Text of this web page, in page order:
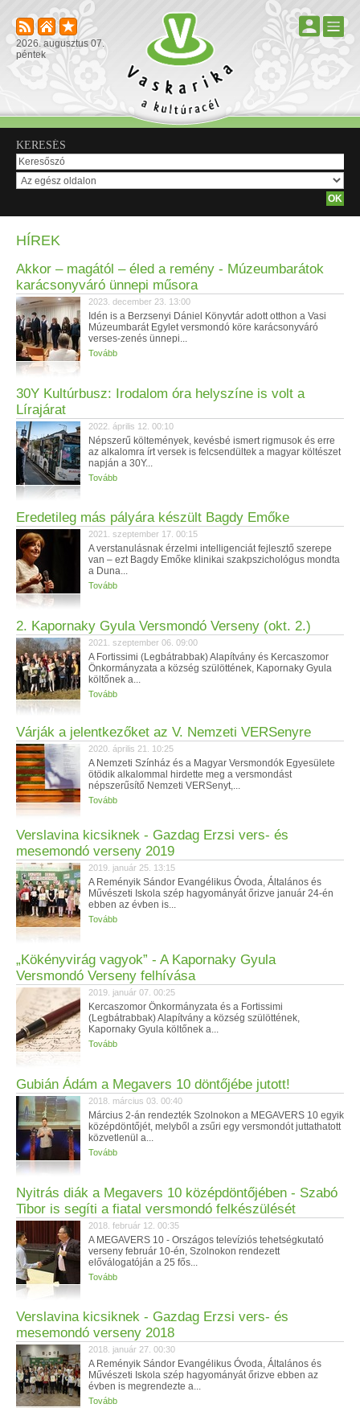
2026. augusztus 07.
péntek
KERESÉS
HÍREK
Akkor – magától – éled a remény - Múzeumbarátok
karácsonyváró ünnepi műsora
2023. december 23. 13:00
Idén is a Berzsenyi Dániel Könyvtár adott otthon a Vasi
Múzeumbarát Egylet versmondó köre karácsonyváró
verses-zenés ünnepi...
Tovább
30Y Kultúrbusz: Irodalom óra helyszíne is volt a
Lírajárat
2022. április 12. 00:10
Népszerű költemények, kevésbé ismert rigmusok és erre
az alkalomra írt versek is felcsendültek a magyar költészet
napján a 30Y...
Tovább
Eredetileg más pályára készült Bagdy Emőke
2021. szeptember 17. 00:15
A verstanulásnak érzelmi intelligenciát fejlesztő szerepe
van – ezt Bagdy Emőke klinikai szakpszichológus mondta
a Duna...
Tovább
2. Kapornaky Gyula Versmondó Verseny (okt. 2.)
2021. szeptember 06. 09:00
A Fortissimi (Legbátrabbak) Alapítvány és Kercaszomor
Önkormányzata a község szülöttének, Kapornaky Gyula
költőnek a...
Tovább
Várják a jelentkezőket az V. Nemzeti VERSenyre
2020. április 21. 10:25
A Nemzeti Színház és a Magyar Versmondók Egyesülete
ötödik alkalommal hirdette meg a versmondást
népszerűsítő Nemzeti VERSenyt,...
Tovább
Verslavina kicsiknek - Gazdag Erzsi vers- és
mesemondó verseny 2019
2019. január 25. 13:15
A Reményik Sándor Evangélikus Óvoda, Általános és
Művészeti Iskola szép hagyományát őrizve január 24-én
ebben az évben is...
Tovább
„Kökényvirág vagyok” - A Kapornaky Gyula
Versmondó Verseny felhívása
2019. január 07. 00:25
Kercaszomor Önkormányzata és a Fortissimi
(Legbátrabbak) Alapítvány a község szülöttének,
Kapornaky Gyula költőnek a...
Tovább
Gubián Ádám a Megavers 10 döntőjébe jutott!
2018. március 03. 00:40
Március 2-án rendezték Szolnokon a MEGAVERS 10 egyik
középdöntőjét, melyből a zsűri egy versmondót juttathatott
közvetlenül a...
Tovább
Nyitrás diák a Megavers 10 középdöntőjében - Szabó
Tibor is segíti a fiatal versmondó felkészülését
2018. február 12. 00:35
A MEGAVERS 10 - Országos televíziós tehetségkutató
verseny február 10-én, Szolnokon rendezett
előválogatóján a 25 fős...
Tovább
Verslavina kicsiknek - Gazdag Erzsi vers- és
mesemondó verseny 2018
2018. január 27. 00:30
A Reményik Sándor Evangélikus Óvoda, Általános és
Művészeti Iskola szép hagyományát őrizve ebben az
évben is megrendezte a...
Tovább